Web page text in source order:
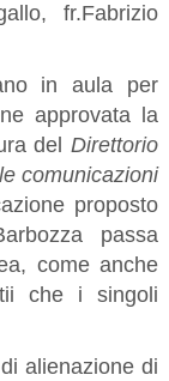
fr.Fabrizio
in aula per
approvata la
delDirettorio
comunicazioni
proposto
passa
come anche
che i singoli
alienazione di